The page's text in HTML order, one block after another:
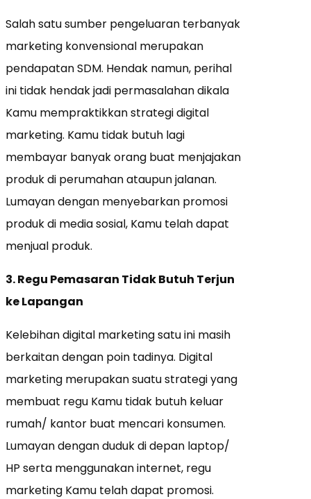
Salah satu sumber pengeluaran terbanyak
marketing konvensional merupakan
pendapatan SDM. Hendak namun, perihal
ini tidak hendak jadi permasalahan dikala
Kamu mempraktikkan strategi digital
marketing. Kamu tidak butuh lagi
membayar banyak orang buat menjajakan
produk di perumahan ataupun jalanan.
Lumayan dengan menyebarkan promosi
produk di media sosial, Kamu telah dapat
menjual produk.
3. Regu Pemasaran Tidak Butuh Terjun
ke Lapangan
Kelebihan digital marketing satu ini masih
berkaitan dengan poin tadinya. Digital
marketing merupakan suatu strategi yang
membuat regu Kamu tidak butuh keluar
rumah/ kantor buat mencari konsumen.
Lumayan dengan duduk di depan laptop/
HP serta menggunakan internet, regu
marketing Kamu telah dapat promosi.